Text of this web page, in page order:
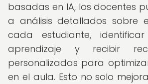
basadas en IA, los docentes
a análisis detallados sobre
cada estudiante,
aprendizaje y recibir
personalizadas para
en el aula. Esto no solo